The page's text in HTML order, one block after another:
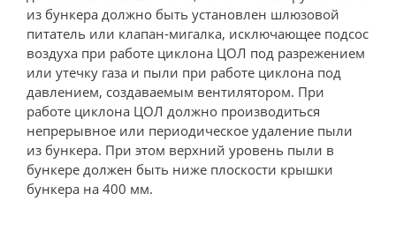
из бункера должно быть установлен шлюзовой
питатель или клапан-мигалка, исключающее подсос
воздуха при работе циклона ЦОЛ под разрежением
или утечку газа и пыли при работе циклона под
давлением, создаваемым вентилятором. При
работе циклона ЦОЛ должно производиться
непрерывное или периодическое удаление пыли
из бункера. При этом верхний уровень пыли в
бункере должен быть ниже плоскости крышки
бункера на 400 мм.